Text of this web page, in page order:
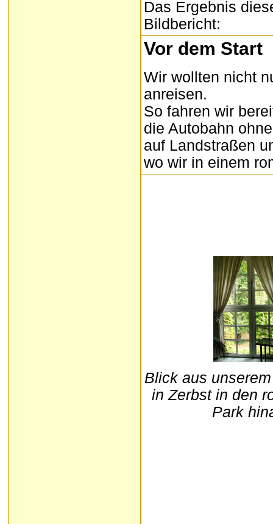
Das Ergebnis
Bildbericht:
Vor dem Start
Wir wollten nicht
anreisen.
So fahren wir
die Autobahn
auf Landstraßen
wo wir in einem
Blick aus
in Zerbst in den
Park